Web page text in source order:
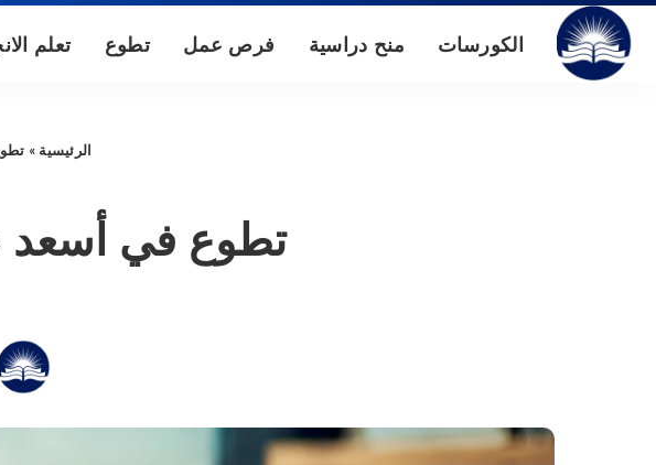
الكورسات منح دراسية فرص عمل تطوع تعلم
الرئيسية »
تطوع في أسعد